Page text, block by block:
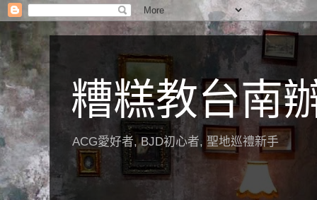
糟糕教台南
ACG愛好者, BJD初心者, 聖地巡禮新手